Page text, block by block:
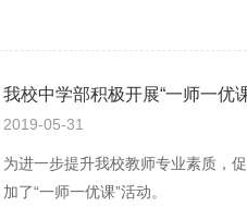
我校中学部积极开展“一师一优
2019-05-31
为进一步提升我校教师专业素质，
加了“一师一优课”活动。